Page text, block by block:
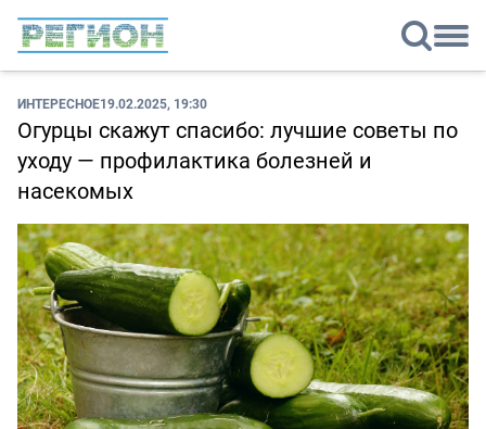
ИНТЕРЕСНОЕ19.02.2025, 19:30
Огурцы скажут спасибо: лучшие советы по
уходу — профилактика болезней и
насекомых